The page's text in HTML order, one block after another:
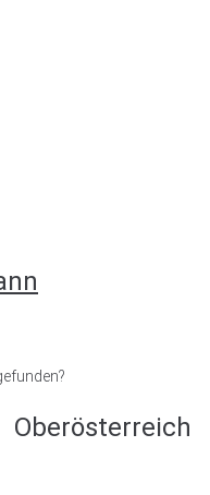
Oberösterreich